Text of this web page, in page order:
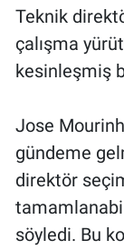
Teknik
çalışma
kesinleşmiş
Jose
gündeme
direktör
söyledi. Bu